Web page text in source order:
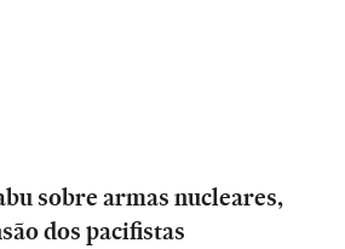
sobre armas nucleares,
dos pacifistas